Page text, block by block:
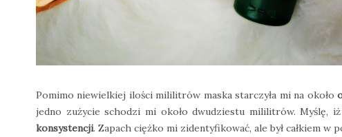
Pomimo niewielkiej ilości mililitrów maska starczyła mi na około
jedno zużycie schodzi mi około dwudziestu mililitrów. Myślę,
konsystencji. Zapach ciężko mi zidentyfikować, ale był całkiem w